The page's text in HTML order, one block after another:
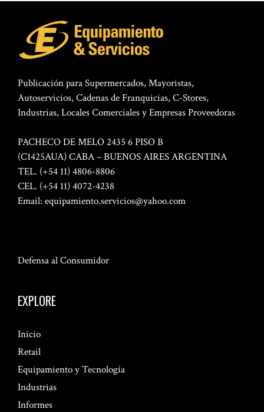
Publicación para Supermercados, Mayoristas,
Autoservicios, Cadenas de Franquicias, C-Stores,
Industrias, Locales Comerciales y Empresas Proveedoras
PACHECO DE MELO 2435 6 PISO B
(C1425AUA) CABA – BUENOS AIRES ARGENTINA
TEL. (+54 11) 4806-8806
CEL. (+54 11) 4072-4238
Email: equipamiento.servicios@yahoo.com
Defensa al Consumidor
EXPLORE
Inicio
Retail
Equipamiento y Tecnología
Industrias
Informes